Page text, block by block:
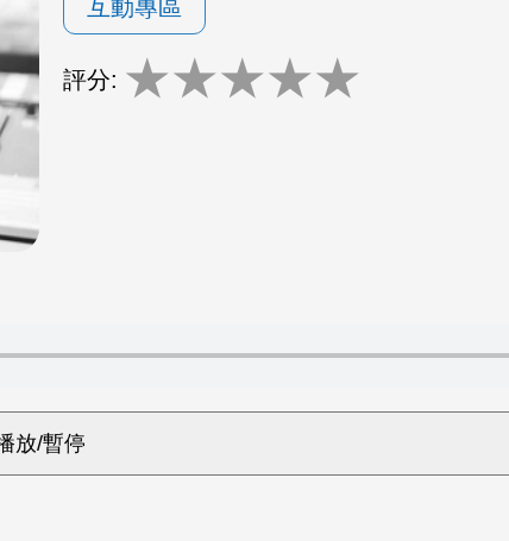
互動專區
評分: ★★★★★